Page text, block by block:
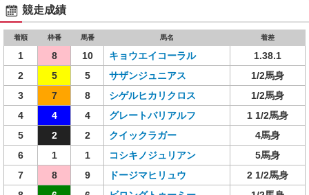
競走成績
着順 枠番 馬番 馬名 着差
1 8 10 キョウエイコーラル
1.38.1
2
5 5 サザンジュニアス
1/2馬身
3
7 8 シゲルヒカリクロス
1/2馬身
4
4 4 グレートバリアルフ
1 1/2馬身
5
2 2 クイックラガー
4馬身
6
1 1 コシキノジュリアン
5馬身
7
8 9 ドージマヒリュウ
2 1/2馬身